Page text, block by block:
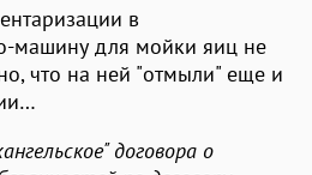
в
машину для мойки яиц не
что на ней "отмыли" еще и
договора о